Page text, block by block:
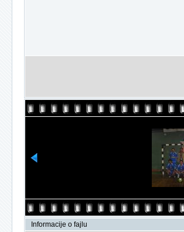
Informacije o fajlu